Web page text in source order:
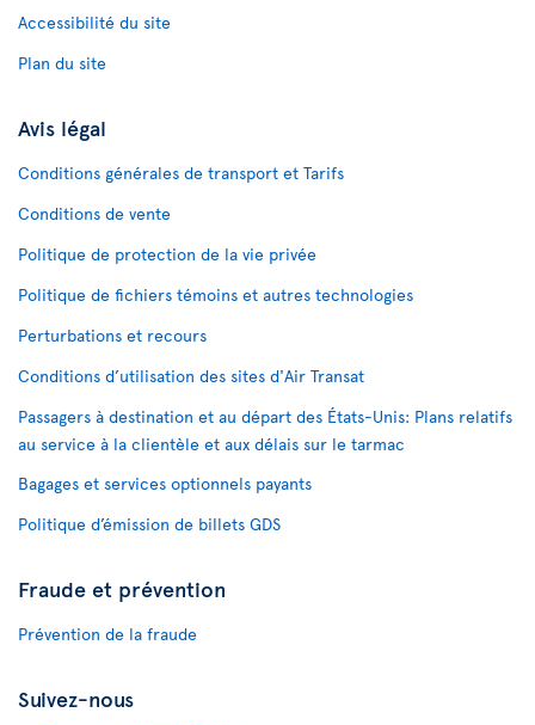
Accessibilité du site
Plan du site
Avis légal
Conditions générales de transport et Tarifs
Conditions de vente
Politique de protection de la vie privée
Politique de fichiers témoins et autres technologies
Perturbations et recours
Conditions d’utilisation des sites d'Air Transat
Passagers à destination et au départ des États-Unis: Plans relatifs
au service à la clientèle et aux délais sur le tarmac
Bagages et services optionnels payants
Politique d’émission de billets GDS
Fraude et prévention
Prévention de la fraude
Suivez-nous